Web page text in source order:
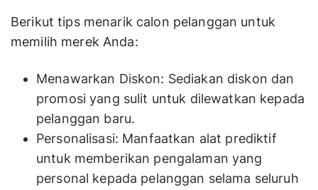
Berikut tips menarik calon pelanggan untuk
memilih merek Anda:
Menawarkan Diskon: Sediakan diskon dan
promosi yang sulit untuk dilewatkan kepada
pelanggan baru.
Personalisasi: Manfaatkan alat prediktif
untuk memberikan pengalaman yang
personal kepada pelanggan selama seluruh